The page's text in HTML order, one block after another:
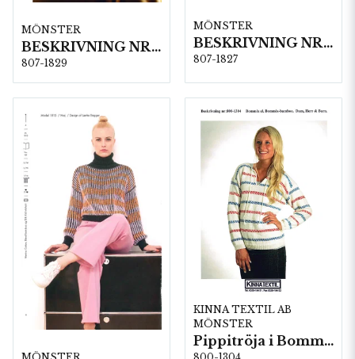
MÖNSTER
BESKRIVNING NR1829
807-1829
MÖNSTER
BESKRIVNING NR1827
807-1827
KINNA TEXTIL AB
MÖNSTER
Pippitröja i Bommix-bamboo